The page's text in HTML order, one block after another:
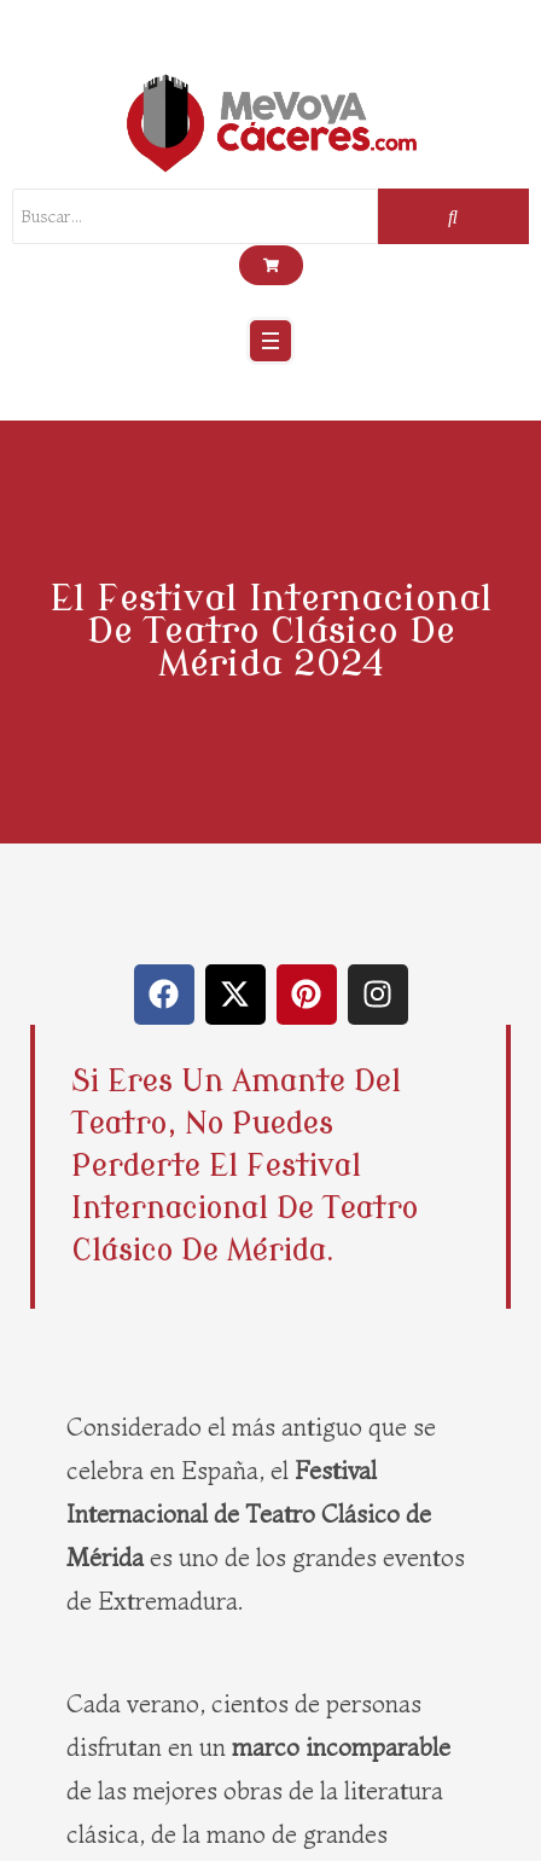
El Festival Internacional
De Teatro Clásico De
Mérida 2024
F
a
e
b
o
o
X
-
w
i
t
t
r
P
i
t
e
r
e
t
I
n
t
a
a
m
Si Eres Un Amante Del
Teatro, No Puedes
Perderte El Festival
Internacional De Teatro
Clásico De Mérida.
Considerado el más antiguo que se
celebra en España, el Festival
Internacional de Teatro Clásico de
Méridaes uno de los grandes eventos
de Extremadura.
Cada verano, cientos de personas
disfrutan en un marco incomparable
de las mejores obras de la literatura
clásica, de la mano de grandes